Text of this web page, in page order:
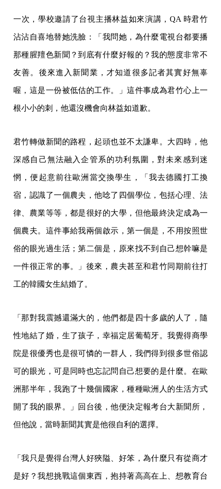
一次，學校邀請了台視主播林益如來演講，QA 時君竹
沾沾自喜地替她洗臉：「我問她，為什麼電視台都要播
那種腥羶色新聞？到底有什麼好報的？我的態度非常不
友善。後來進入新聞業，才知道很多記者其實好無辜
喔，這是一份被低估的工作。」這件事成為君竹心上一
根小小的刺，他還沒機會向林益如道歉。
君竹轉做新聞的路程，起頭也並不太謙卑。大四時，他
深感自己無法融入企管系的功利氛圍，對未來感到迷
惘，便起意前往歐洲當交換學生，「我去德國打工換
宿，認識了一個農夫，他唸了四個學位，包括心理、法
律、農業等等，都是很好的大學，但他最終決定成為一
個農夫。這件事給我兩個啟示，第一個是，不用按照世
俗的眼光過生活；第二個是，原來找不到自己想幹嘛是
一件很正常的事。」後來，農夫甚至和君竹同期前往打
工的韓國女生結婚了。
「那對我震撼還滿大的，他們都是四十多歲的人了，隨
性地結了婚，生了孩子，幸福定居葡萄牙。我覺得商學
院是很優秀也是很可憐的一群人，我們得到很多世俗認
可的眼光，可是同時也忘記問自己想要的是什麼。在歐
洲那半年，我跑了十幾個國家，種種歐洲人的生活方式
開了我的眼界。」回台後，他便決定報考台大新聞所，
但他說，當時新聞其實是他很自利的選擇。
「我只是覺得台灣人好狹隘、好笨，為什麼只有從商才
是好？我想挑戰這個東西，抱持著高高在上、想教育台